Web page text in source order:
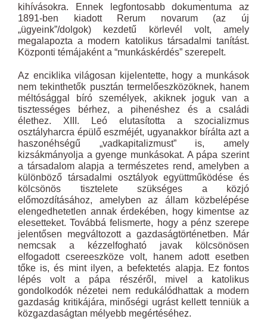
kihívásokra. Ennek legfontosabb dokumentuma az
1891-ben kiadott Rerum novarum (az új
„ügyeink”/dolgok) kezdetű körlevél volt, amely
megalapozta a modern katolikus társadalmi tanítást.
Központi témájaként a “munkáskérdés” szerepelt.
Az enciklika világosan kijelentette, hogy a munkások
nem tekinthetők pusztán termelőeszközöknek, hanem
méltósággal bíró személyek, akiknek joguk van a
tisztességes bérhez, a pihenéshez és a családi
élethez. XIII. Leó elutasította a szocializmus
osztályharcra épülő eszméjét, ugyanakkor bírálta azt a
haszonéhségű „vadkapitalizmust” is, amely
kizsákmányolja a gyenge munkásokat. A pápa szerint
a társadalom alapja a természetes rend, amelyben a
különböző társadalmi osztályok együttműködése és
kölcsönös tisztelete szükséges a közjó
előmozdításához, amelyben az állam közbelépése
elengedhetetlen annak érdekében, hogy kimentse az
elesetteket. Továbbá felismerte, hogy a pénz szerepe
jelentősen megváltozott a gazdaságtörténetben. Már
nemcsak a kézzelfogható javak kölcsönösen
elfogadott csereeszköze volt, hanem adott esetben
tőke is, és mint ilyen, a befektetés alapja. Ez fontos
lépés volt a pápa részéről, mivel a katolikus
gondolkodók nézetei nem redukálódhattak a modern
gazdaság kritikájára, minőségi ugrást kellett tenniük a
közgazdaságtan mélyebb megértéséhez.